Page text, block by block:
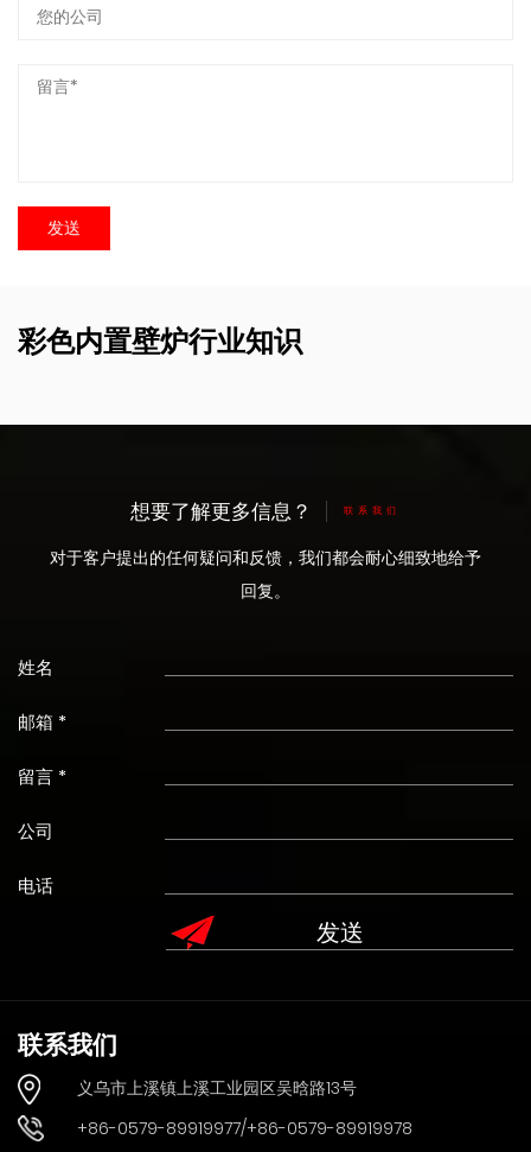
彩色内置壁炉行业知识
想要了解更多信息？ 联系我们
对于客户提出的任何疑问和反馈，我们都会耐心细致地给予
回复。
姓名
邮箱 *
留言 *
公司
电话
联系我们
义乌市上溪镇上溪工业园区吴晗路13号
+86-0579-89919977/+86-0579-89919978